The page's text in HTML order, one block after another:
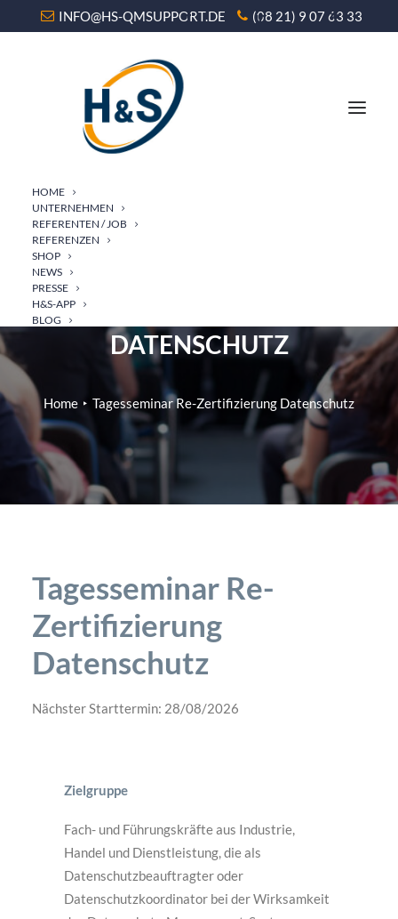
INFO@HS-QMSUPPORT.DE (08 21) 9 07 63 33
HOME
UNTERNEHMEN
REFERENTEN / JOB
REFERENZEN
SHOP
NEWS
PRESSE
H&S-APP
BLOG
DATENSCHUTZ
Home Tagesseminar Re-Zertifizierung Datenschutz
Tagesseminar Re-
Zertifizierung
Datenschutz
Nächster Starttermin: 28/08/2026
Zielgruppe
Fach- und Führungskräfte aus Industrie,
Handel und Dienstleistung, die als
Datenschutzbeauftragter oder
Datenschutzkoordinator bei der Wirksamkeit